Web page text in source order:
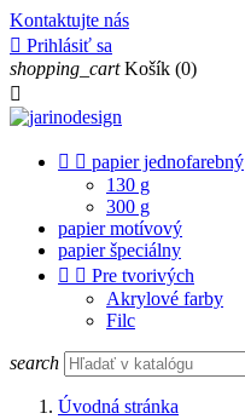
Kontaktujte nás
 Prihlásiť sa
shopping_cart Košík (0)

  papier jednofarebný
130 g
300 g
papier motívový
papier špeciálny
  Pre tvorivých
Akrylové farby
Filc
search
Úvodná stránka